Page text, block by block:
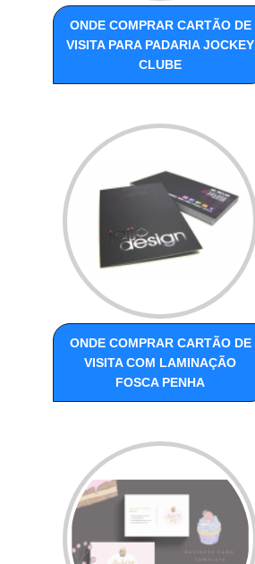
ONDE COMPRAR CARTÃO DE
VISITA PARA PADARIA JOCKEY
CLUBE
ONDE COMPRAR CARTÃO DE
VISITA COM LAMINAÇÃO
FOSCA PENHA